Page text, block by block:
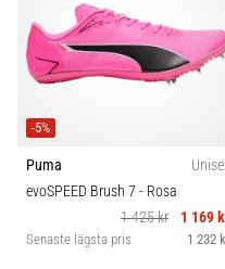
-5%
Puma
evoSPEED Brush 7 - Rosa
1 425 kr
1 169
Senaste lägsta pris 1 232